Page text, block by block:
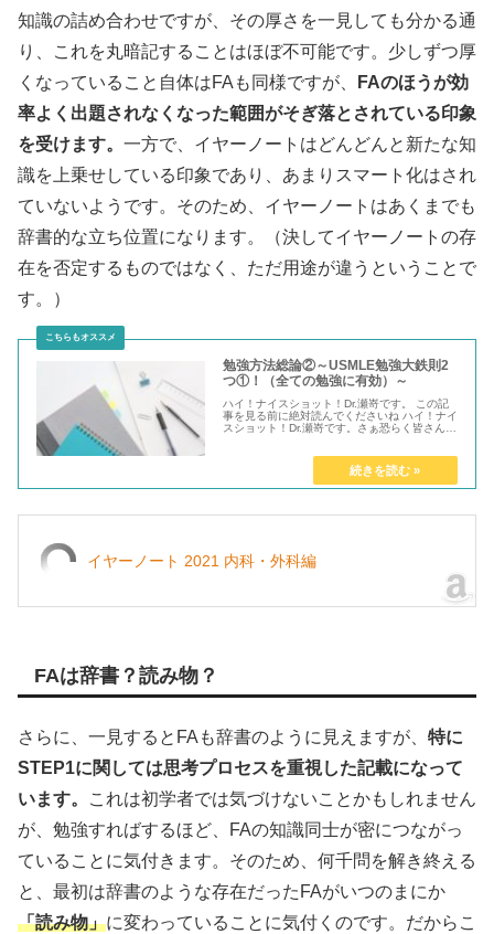
知識の詰め合わせですが、その厚さを一見しても分かる通
り、これを丸暗記することはほぼ不可能です。少しずつ厚
くなっていること自体はFAも同様ですが、
FAのほうが効
率よく出題されなくなった範囲がそぎ落とされている印象
を受けます。 一方で、イヤーノートはどんどんと新たな知
識を上乗せしている印象であり、あまりスマート化はされ
ていないようです。そのため、イヤーノートはあくまでも
辞書的な立ち位置になります。（決してイヤーノートの存
在を否定するものではなく、ただ用途が違うということで
す。）
勉強方法総論②～USMLE勉強大鉄則2
つ①！（全ての勉強に有効）～
ハイ！ナイスショット！Dr.瀬嵜です。 この記
事を見る前に絶対読んでくださいね ハイ！ナイ
スショット！Dr.瀬嵜です。さぁ恐らく皆さんが
イヤーノート 2021 内科・外科編
FAは辞書？読み物？
さらに、一見するとFAも辞書のように見えますが、 特に
STEP1に関しては思考プロセスを重視した記載になって
います。
これは初学者では気づけないことかもしれません
が、勉強すればするほど、FAの知識同士が密につながっ
ていることに気付きます。そのため、何千問を解き終える
と、最初は辞書のような存在だったFAがいつのまにか
「読み物」に変わっていることに気付くのです。だからこ